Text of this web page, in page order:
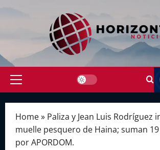
Primary
Home» Paliza y Jean Luis Rodríguez
muelle pesquero de Haina; suman
por APORDOM.